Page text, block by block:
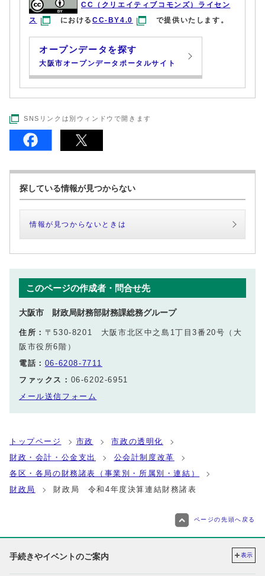
CC（クリエイティブコモンズ）ライセン
ス
におけるCC-BY4.0 で提供いたします。
オープンデータを探す
大阪市オープンデータポータルサイト
SNSリンクは別ウィンドウで開きます
探している情報が見つからない
情報が見つからないときは
このページの作成者・問合せ先
大阪市 財政局財務部財務課総務グループ
住所： 〒530-8201 大阪市北区中之島1丁目3番20号（大
阪市役所6階）
電話： 06-6208-7711
ファックス： 06-6202-6951
メール送信フォーム
トップページ 市政
市政の透明化
財政・会計・公金支出
公会計制度改革
各区・各局の財務諸表（事業別・所属別・連結）
財政局
財政局 令和4年度決算連結財務諸表
ページの先頭へ戻る
手続きやイベントのご案内 表示